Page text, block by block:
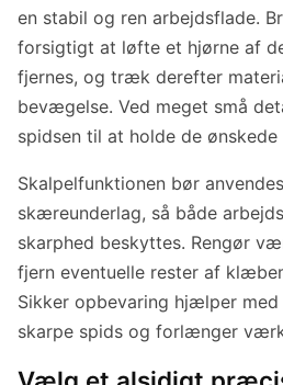
en stabil og ren arbejdsflade.
forsigtigt at løfte et hjørne af
fjernes, og træk derefter
bevægelse. Ved meget små
spidsen til at holde de
Skalpelfunktionen bør
skæreunderlag, så både
skarphed beskyttes. Rengør
fjern eventuelle rester af
Sikker opbevaring hjælper
skarpe spids og forlænger